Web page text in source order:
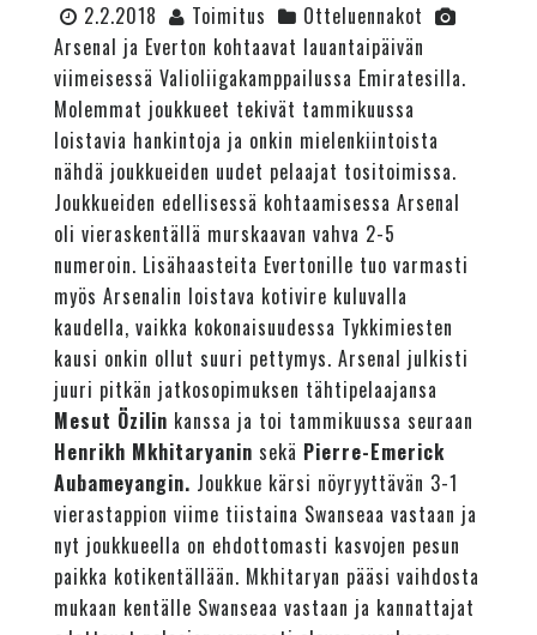
2.2.2018 Toimitus
Otteluennakot
Arsenal ja Everton kohtaavat lauantaipäivän
viimeisessä Valioliigakamppailussa Emiratesilla.
Molemmat joukkueet tekivät tammikuussa
loistavia hankintoja ja onkin mielenkiintoista
nähdä joukkueiden uudet pelaajat tositoimissa.
Joukkueiden edellisessä kohtaamisessa Arsenal
oli vieraskentällä murskaavan vahva 2-5
numeroin. Lisähaasteita Evertonille tuo varmasti
myös Arsenalin loistava kotivire kuluvalla
kaudella, vaikka kokonaisuudessa Tykkimiesten
kausi onkin ollut suuri pettymys. Arsenal julkisti
juuri pitkän jatkosopimuksen tähtipelaajansa
Mesut Özilin kanssa ja toi tammikuussa seuraan
Henrikh Mkhitaryanin sekä Pierre-Emerick
Aubameyangin. Joukkue kärsi nöyryyttävän 3-1
vierastappion viime tiistaina Swanseaa vastaan ja
nyt joukkueella on ehdottomasti kasvojen pesun
paikka kotikentällään. Mkhitaryan pääsi vaihdosta
mukaan kentälle Swanseaa vastaan ja kannattajat